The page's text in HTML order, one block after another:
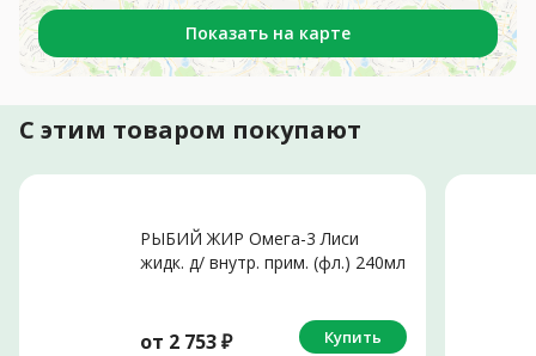
Показать на карте
С этим товаром покупают
РЫБИЙ ЖИР Омега-3 Лиси
жидк. д/ внутр. прим. (фл.) 240мл
от 2 753₽ Купить